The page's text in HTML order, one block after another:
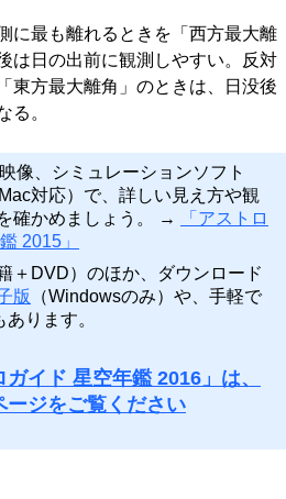
に最も離れるときを「西方最大離
は日の出前に観測しやすい。反対
東方最大離角」のときは、日没後
る。
像、シミュレーションソフト
対応）で、詳しい見え方や観
確かめましょう。 →
「アストロ
2015」
＋DVD）のほか、ダウンロード
版
（Windowsのみ）や、手軽で
あります。
ガイド 星空年鑑 2016」は、
ージをご覧ください